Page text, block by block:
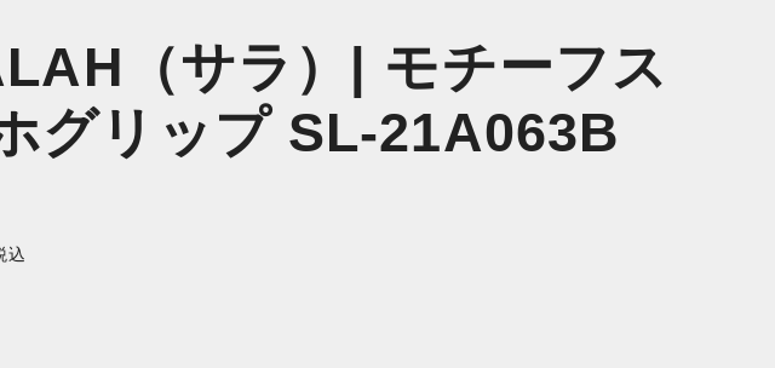
（サラ）| モチーフス
グリップ SL-21A063B
込